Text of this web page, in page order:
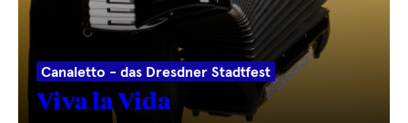
Canaletto - das Dresdner Stadtfest
Viva la Vida